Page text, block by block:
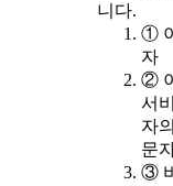
니다.
①
자
②
서
자
문
③